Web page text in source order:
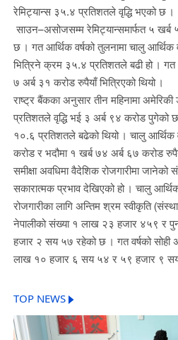
रेमिट्यान्स ३५.४ प्रतिशतले वृद्धि भएको छ ।
साउन–असोजसम्म रेमिट्यान्समार्फत ५ खर्ब
छ । गत आर्थिक वर्षको तुलनामा चालु आर्थिक
भित्रिने क्रम ३५.४ प्रतिशतले बढी हो । गत
७ अर्ब ३१ करोड रुपैयाँ भित्रिएको थियो ।
राष्ट्र बैंकका अनुसार तीन महिनामा
प्रतिशतले वृद्धि भई ३ अर्ब ९४ करोड पुगेको
१०.६ प्रतिशतले बढेको थियो । चालु आर्थिक
करोड र भदौमा १ खर्ब ७४ अर्ब ६७ करोड
समीक्षा अवधिमा वैदेशिक रोजगारीमा जानेको
सकारात्मक प्रभाव देखिएको हो । चालु
रोजगारीका लागि अन्तिम श्रम स्वीकृति
नेपालीको संख्या १ लाख २३ हजार ४५९ र
हजार २ सय ५७ रहेको छ । गत वर्षको सोही
लाख १० हजार ६ सय ५४ र ५९ हजार ९ सय
TOP NEWS